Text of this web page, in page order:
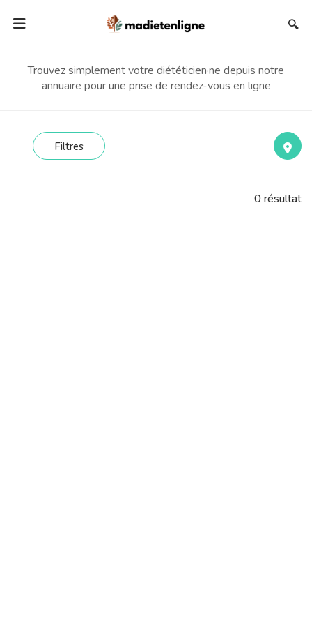
🔍
Trouvez simplement votre diététicien·ne depuis notre
annuaire pour une prise de rendez-vous en ligne
Filtres
0résultat